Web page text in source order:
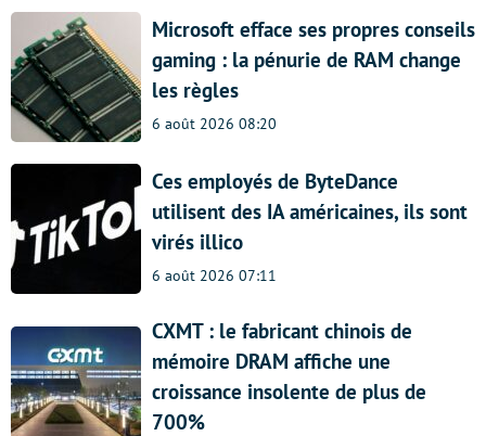
Microsoft efface ses propres conseils
gaming : la pénurie de RAM change
les règles
6 août 2026 08:20
Ces employés de ByteDance
utilisent des IA américaines, ils sont
virés illico
6 août 2026 07:11
CXMT : le fabricant chinois de
mémoire DRAM affiche une
croissance insolente de plus de
700%